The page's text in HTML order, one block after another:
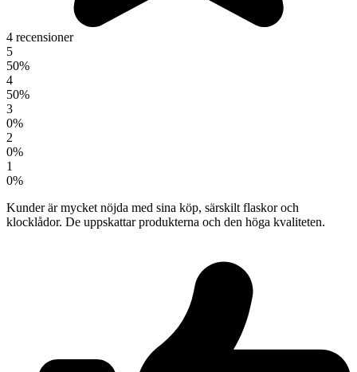
4 recensioner
5
50%
4
50%
3
0%
2
0%
1
0%
Kunder är mycket nöjda med sina köp, särskilt flaskor och
klocklådor. De uppskattar produkterna och den höga kvaliteten.